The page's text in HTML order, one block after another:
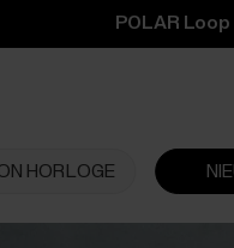
POLAR
HORLOGE